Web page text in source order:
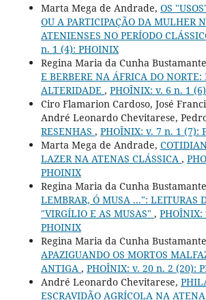
Marta Mega de Andrade, OS
OU A PARTICIPAÇÃO DA MULHER
ATENIENSES NO PERÍODO
n. 1 (4): PHOINIX
Regina Maria da Cunha
E BERBERE NA ÁFRICA DO
ALTERIDADE , PHOÎNIX: v. 6 n. 1
Ciro Flamarion Cardoso, José
André Leonardo Chevitarese,
RESENHAS , PHOÎNIX: v. 7 n. 1 (7):
Marta Mega de Andrade,
LAZER NA ATENAS CLÁSSICA ,
PHOINIX
Regina Maria da Cunha
LEMBRAR, Ó MUSA ...": LEITURAS
"VIRGÍLIO E AS MUSAS" , PHOÎNIX:
PHOINIX
Regina Maria da Cunha
APAZIGUANDO OS MORTOS
ANTIGA , PHOÎNIX: v. 20 n. 2 (20):
André Leonardo Chevitarese,
ESCRAVIDÃO AGRÍCOLA NA